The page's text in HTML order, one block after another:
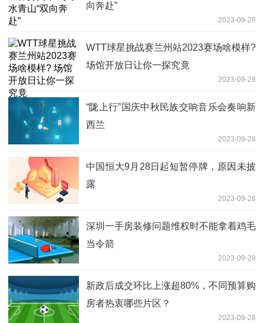
向奔赴”
2023-09-28
WTT球星挑战赛兰州站2023赛场啥模样?
场馆开放日让你一探究竟
2023-09-28
“陇上行”国庆中秋民族交响音乐会奏响新
西兰
2023-09-28
中国恒大9月28日起短暂停牌，原因未披
露
2023-09-28
深圳一手房装修问题维权时不能拿着鸡毛
当令箭
2023-09-28
新政后成交环比上涨超80%，不同预算购
房者热衷哪些片区？
2023-09-28